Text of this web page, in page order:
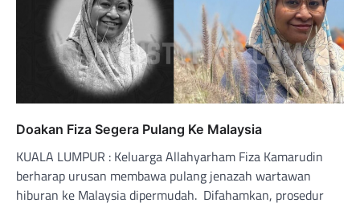
Doakan Fiza Segera Pulang Ke Malaysia
KUALA LUMPUR : Keluarga Allahyarham Fiza Kamarudin
berharap urusan membawa pulang jenazah wartawan
hiburan ke Malaysia dipermudah. Difahamkan, prosedur